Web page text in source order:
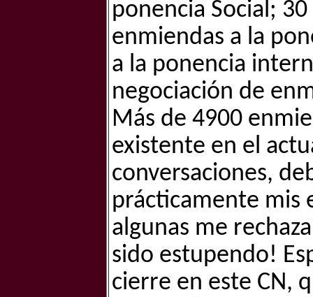
ponencia Social;
enmiendas a la
a la ponencia
negociación de
Más de 4900
existente en el
conversaciones,
prácticamente mis
algunas me
sido estupendo!
cierre en este CN,